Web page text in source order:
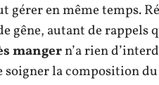
gérer en même temps.
gêne, autant de rappels
mangern’a rien
la composition